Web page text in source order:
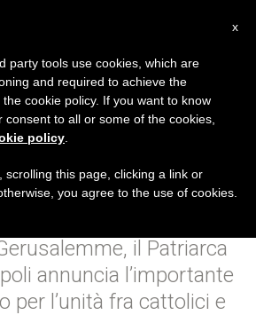
"Con Francesco
a celebrare il
di Nicea nel 2025"
il Patriarca
annuncia l’importante
per l’unità fra cattolici e
x
party tools use cookies, which are
and required to achieve the
cookie policy. If you want to know
to all or some of the cookies,
policy
scrolling this page, clicking a link or
you agree to the use of cookies.